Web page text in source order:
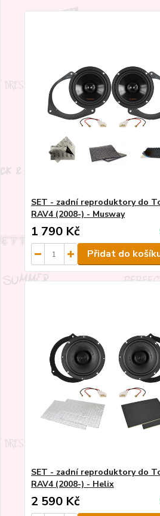
SET - zadní reproduktory do
RAV4 (2008-) - Musway
1 790 Kč
Přidat do
SET - zadní reproduktory do
RAV4 (2008-) - Helix
2 590 Kč